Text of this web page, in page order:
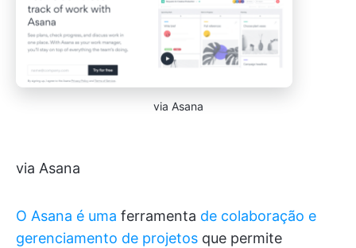
via Asana
via Asana
O Asana é uma ferramenta de colaboração e
gerenciamento de projetos que permite